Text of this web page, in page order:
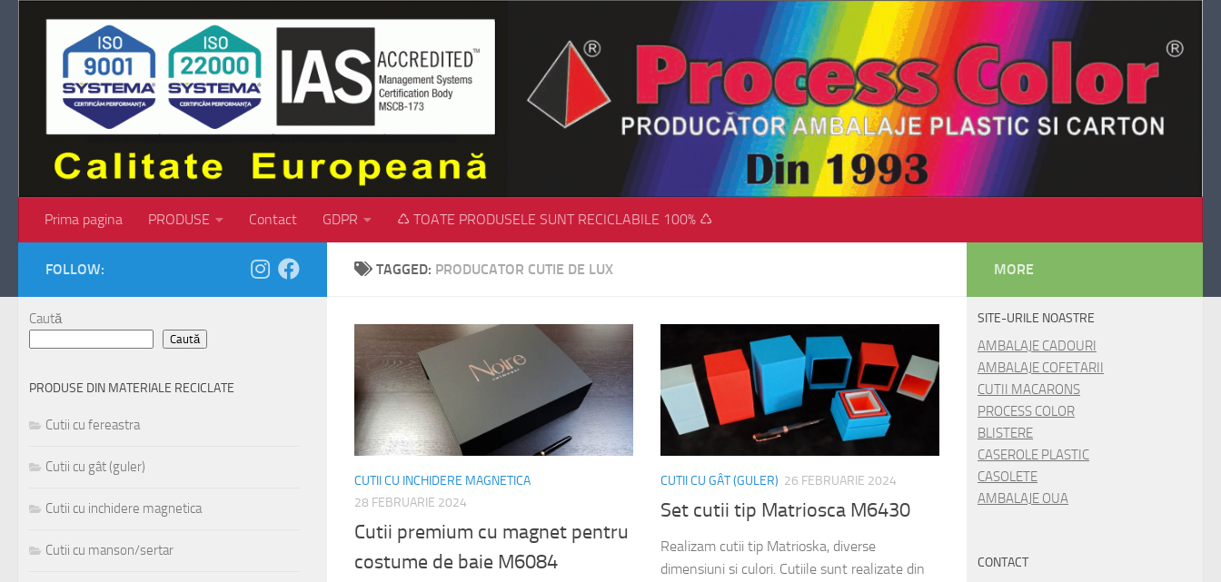
Skip to content
Prima pagina PRODUSE Contact GDPR ♺ TOATE PRODUSELE SUNT RECICLABILE 100% ♺
TAGGED: PRODUCATOR CUTIE DE LUX
CUTII CU INCHIDERE MAGNETICA
28 FEBRUARIE 2024
Cutii premium cu magnet pentru
costume de baie M6084
CUTII CU GÂT (GULER) 26 FEBRUARIE 2024
Set cutii tip Matriosca M6430
Realizam cutii tip Matrioska, diverse
dimensiuni si culori. Cutiile sunt realizate din
FOLLOW:
Caută
Caută
PRODUSE DIN MATERIALE RECICLATE
Cutii cu fereastra
Cutii cu gât (guler)
Cutii cu inchidere magnetica
Cutii cu manson/sertar
MORE
SITE-URILE NOASTRE
AMBALAJE CADOURI
AMBALAJE COFETARII
CUTII MACARONS
PROCESS COLOR
BLISTERE
CASEROLE PLASTIC
CASOLETE
AMBALAJE OUA
CONTACT